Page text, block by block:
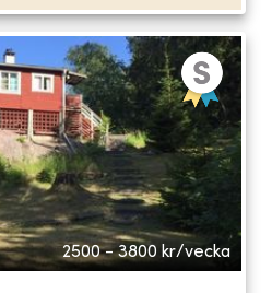
2500 - 3800 kr/vecka